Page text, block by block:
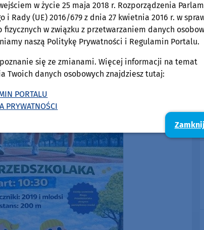
w życie 25 maja 2018 r. Rozporządzenia
i Rady (UE) 2016/679 z dnia 27 kwietnia 2016 r. w
fizycznych w związku z przetwarzaniem danych
naszą Politykę Prywatności i Regulamin Portalu.
się ze zmianami. Więcej informacji na temat
Twoich danych osobowych znajdziesz tutaj:
PORTALU
PRYWATNOŚCI